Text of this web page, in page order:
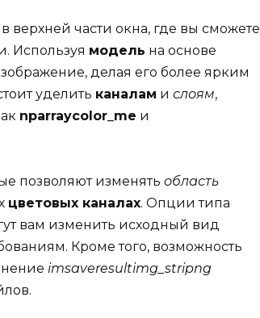
части окна, где вы сможете
Используя модель на основе
делая его более ярким
уделить каналам и слоям,
nparraycolor_me и
позволяют изменять область
цветовых каналах. Опции типа
вам изменить исходный вид
Кроме того, возможность
imsaveresultimg_stripng